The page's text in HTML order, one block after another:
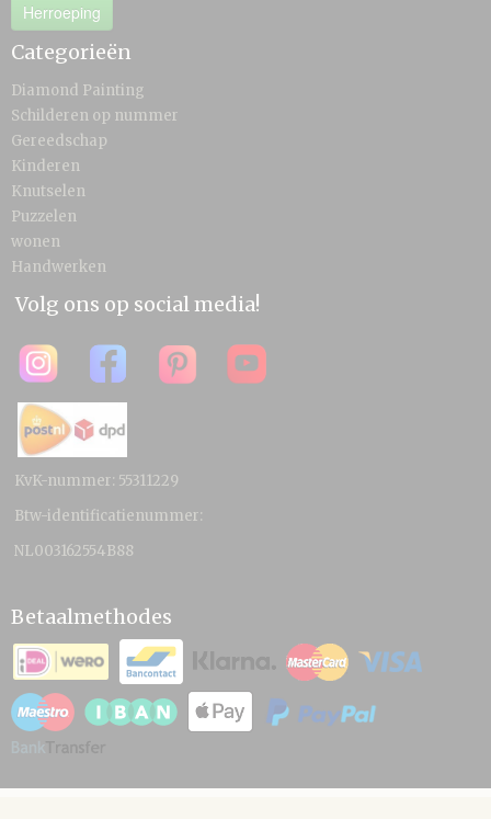
Herroeping
Categorieën
Diamond Painting
Schilderen op nummer
Gereedschap
Kinderen
Knutselen
Puzzelen
wonen
Handwerken
Volg ons op social media!
KvK-nummer: 55311229
Btw-identificatienummer:
NL003162554B88
Betaalmethodes